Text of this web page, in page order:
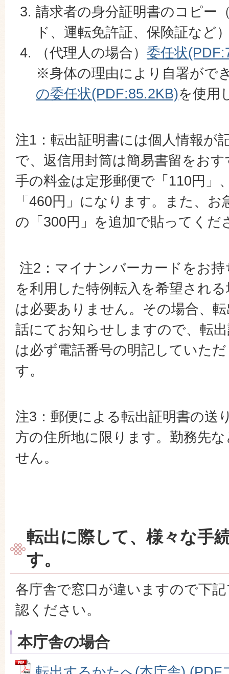
請求者の身分証明書のコピー
ド、運転免許証、保険証など
（代理人の場合） 委任状
※身体の理由により自署がで
の委任状(PDF:85.2KB)を使用
注1：転出証明書には個人情報が
で、返信用封筒は簡易書留をお
手の料金は定形郵便で「110円」
「460円」になります。また、
の「300円」を追加で貼ってくだ
注2：マイナンバーカードをお
を利用した特例転入を希望され
は必要ありません。その場合、
話にてお知らせしますので、転
は必ず電話番号の明記していた
す。
注3：郵便による転出証明書の送
方の住所地に限ります。勤務先
せん。
転出に際して、様々な手
す。
各庁舎で窓口が違いますので下
認ください。
本庁舎の場合